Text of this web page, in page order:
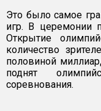
Это было самое
игр. В церемонии
Открытие
количество
половиной
поднят
соревнования.